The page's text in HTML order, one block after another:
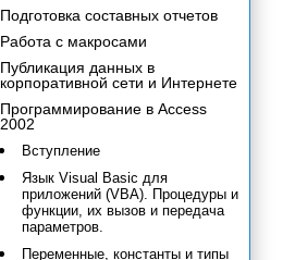
Подготовка составных отчетов
Работа с макросами
Публикация данных в
корпоративной сети и Интернете
Программирование в Access
2002
Вступление
Язык Visual Basic для
приложений (VBA). Процедуры и
функции, их вызов и передача
параметров.
Переменные, константы и типы